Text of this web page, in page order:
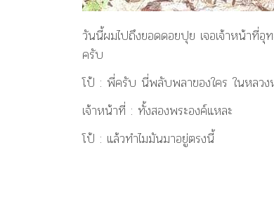
วันนี้ผมไปถึงยอดดอยปุย เจอเจ้าหน้าที่อุท
ครับ
โป้ : พี่ครับ นี่พลับพลาของใคร ในหลวง
เจ้าหน้าที่ : ทั้งสองพระองค์แหละ
โป้ : แล้วทำไมมันมาอยู่ตรงนี้